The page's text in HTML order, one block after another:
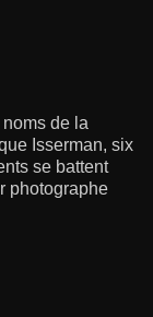
de la
Isserman, six
se battent
photographe